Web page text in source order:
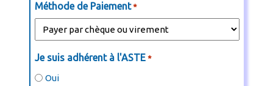
Méthode de Paiement *
Je suis adhérent à l'ASTE *
Oui